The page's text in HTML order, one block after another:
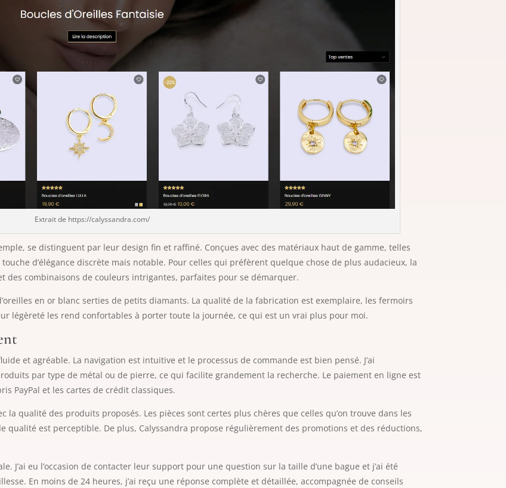
Extrait de https://calyssandra.com/
se distinguent par leur design fin et raffiné. Conçues avec des matériaux haut de gamme, telles
d’élégance discrète mais notable. Pour celles qui préfèrent quelque chose de plus audacieux, la
des combinaisons de couleurs intrigantes, parfaites pour se démarquer.
en or blanc serties de petits diamants. La qualité de la fabrication est exemplaire, les fermoirs
légèreté les rend confortables à porter toute la journée, ce qui est un vrai plus pour moi.
et agréable. La navigation est intuitive et le processus de commande est bien pensé. J’ai
par type de métal ou de pierre, ce qui facilite grandement la recherche. Le paiement en ligne est
PayPal et les cartes de crédit classiques.
la qualité des produits proposés. Les pièces sont certes plus chères que celles qu’on trouve dans les
qualité est perceptible. De plus, Calyssandra propose régulièrement des promotions et des réductions,
J’ai eu l’occasion de contacter leur support pour une question sur la taille d’une bague et j’ai été
En moins de 24 heures, j’ai reçu une réponse complète et détaillée, accompagnée de conseils